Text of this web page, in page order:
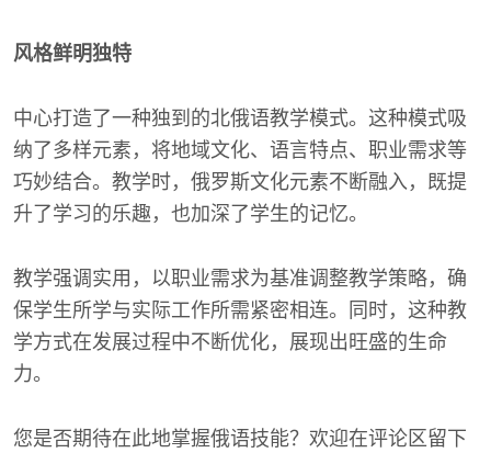
风格鲜明独特
中心打造了一种独到的北俄语教学模式。这种模式吸
纳了多样元素，将地域文化、语言特点、职业需求等
巧妙结合。教学时，俄罗斯文化元素不断融入，既提
升了学习的乐趣，也加深了学生的记忆。
教学强调实用，以职业需求为基准调整教学策略，确
保学生所学与实际工作所需紧密相连。同时，这种教
学方式在发展过程中不断优化，展现出旺盛的生命
力。
您是否期待在此地掌握俄语技能？欢迎在评论区留下